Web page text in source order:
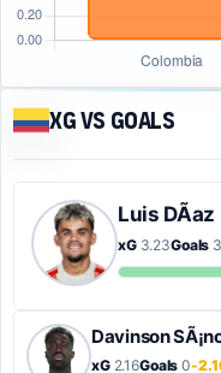
xG vs Goals
Luis DÃ­az
xG3.23Goals
Davinson
xG2.16Goals 0-